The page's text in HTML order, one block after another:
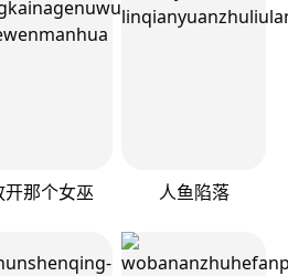
开那个女巫 人鱼陷落